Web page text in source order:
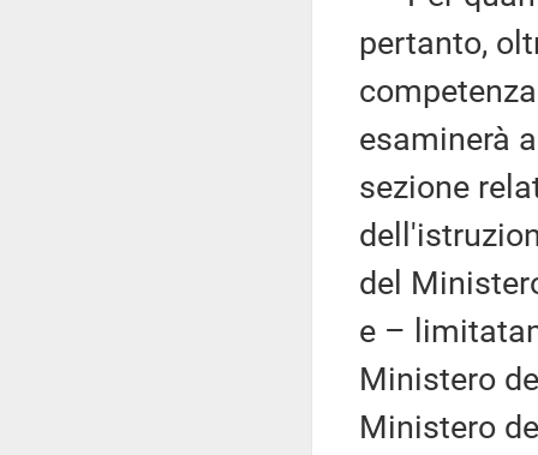
pertanto,
esaminerà
sezione
del
e –
Ministero
Ministero